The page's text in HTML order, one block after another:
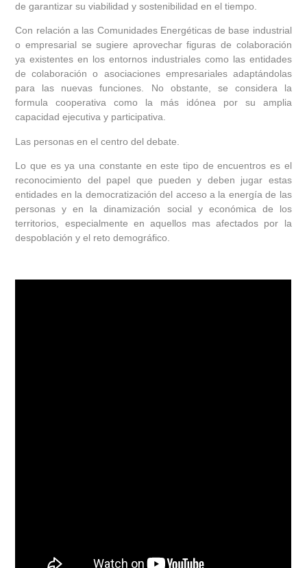
de garantizar su viabilidad y sostenibilidad en el tiempo.
Con relación a las Comunidades Energéticas de base industrial
o empresarial se sugiere aprovechar figuras de colaboración
ya existentes en los entornos industriales como las entidades
de colaboración o asociaciones empresariales adaptándolas
para las nuevas funciones. No obstante, se considera la
formula cooperativa como la más idónea por su amplia
capacidad ejecutiva y participativa.
Las personas en el centro del debate.
Lo que es ya una constante en este tipo de encuentros es el
reconocimiento del papel que pueden y deben jugar estas
entidades en la democratización del acceso a la energía de las
personas y en la dinamización social y económica de los
territorios, especialmente en aquellos mas afectados por la
despoblación y el reto demográfico.